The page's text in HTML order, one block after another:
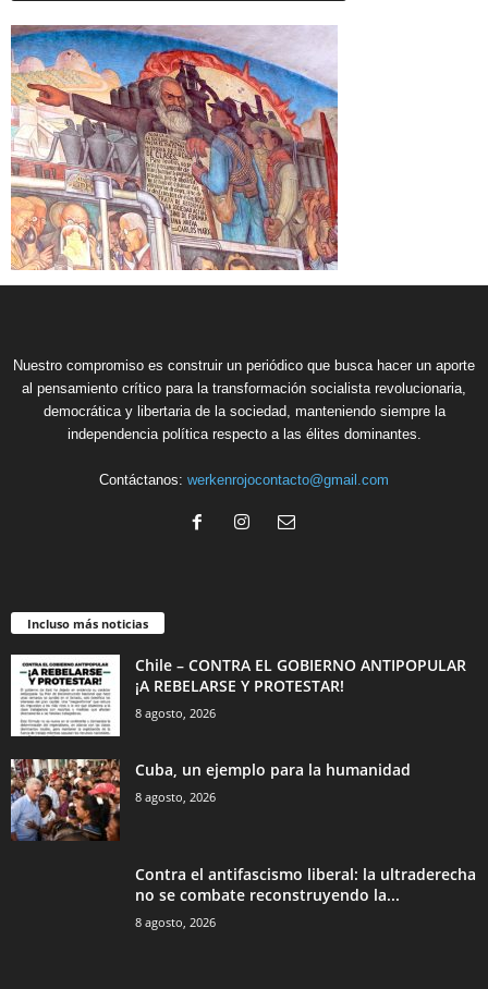
Nuestro compromiso es construir un periódico que busca hacer un aporte
al pensamiento crítico para la transformación socialista revolucionaria,
democrática y libertaria de la sociedad, manteniendo siempre la
independencia política respecto a las élites dominantes.
Contáctanos: werkenrojocontacto@gmail.com
Incluso más noticias
Chile – CONTRA EL GOBIERNO ANTIPOPULAR
¡A REBELARSE Y PROTESTAR!
8 agosto, 2026
Cuba, un ejemplo para la humanidad
8 agosto, 2026
Contra el antifascismo liberal: la ultraderecha
no se combate reconstruyendo la...
8 agosto, 2026